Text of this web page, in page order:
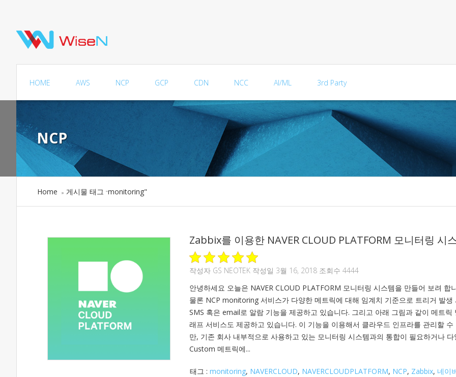
HOME AWS NCP GCP CDN NCC AI/ML 3rd Party
NCP
Home » 게시물 태그 "monitoring"
Zabbix를 이용한 NAVER CLOUD PLATFORM 모니터링 시
작성자 GS NEOTEK 작성일 3월 16, 2018 조회수 4444
안녕하세요 오늘은 NAVER CLOUD PLATFORM 모니터링 시스템을 만들어 보려 합
물론 NCP monitoring 서비스가 다양한 메트릭에 대해 임계치 기준으로 트리거 발생
SMS 혹은 email로 알람 기능을 제공하고 있습니다. 그리고 아래 그림과 같이 메트릭
래프 서비스도 제공하고 있습니다. 이 기능을 이용해서 클라우드 인프라를 관리할 수
만, 기존 회사 내부적으로 사용하고 있는 모니터링 시스템과의 통합이 필요하거나 다
Custom 메트릭에...
태그 : monitoring, NAVERCLOUD, NAVERCLOUDPLATFORM, NCP, Zabbix, 네이